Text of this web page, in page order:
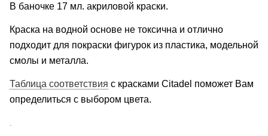
В баночке 17 мл. акриловой краски.
Краска на водной основе не токсична и отлично
подходит для покраски фигурок из пластика, модельной
смолы и металла.
Таблица соответствия с красками Citadel поможет Вам
определиться с выбором цвета.
.